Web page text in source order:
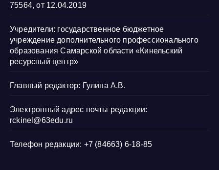
75564, от 12.04.2019
Учредители: государственное бюджетное
учреждение дополнительного профессионального
образования Самарской области «Кинельский
ресурсный центр»
Главный редактор: Гулина А.В.
Электронный адрес почты редакции:
rckinel@63edu.ru
Телефон редакции: +7 (84663) 6-18-85